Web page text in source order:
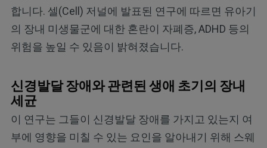
합니다. 셀(Cell) 저널에 발표된 연구에 따르면 유아기
의 장내 미생물군에 대한 혼란이 자폐증, ADHD 등의
위험을 높일 수 있음이 밝혀졌습니다.
신경발달 장애와 관련된 생애 초기의 장내
세균
이 연구는 그들이 신경발달 장애를 가지고 있는지 여
부에 영향을 미칠 수 있는 요인을 알아내기 위해 스웨